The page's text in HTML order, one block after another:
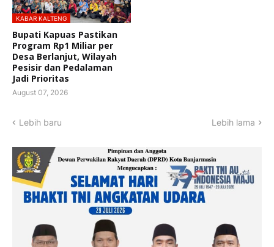
KABAR KALTENG
Bupati Kapuas Pastikan
Program Rp1 Miliar per
Desa Berlanjut, Wilayah
Pesisir dan Pedalaman
Jadi Prioritas
August 07, 2026
Lebih baru Lebih lama